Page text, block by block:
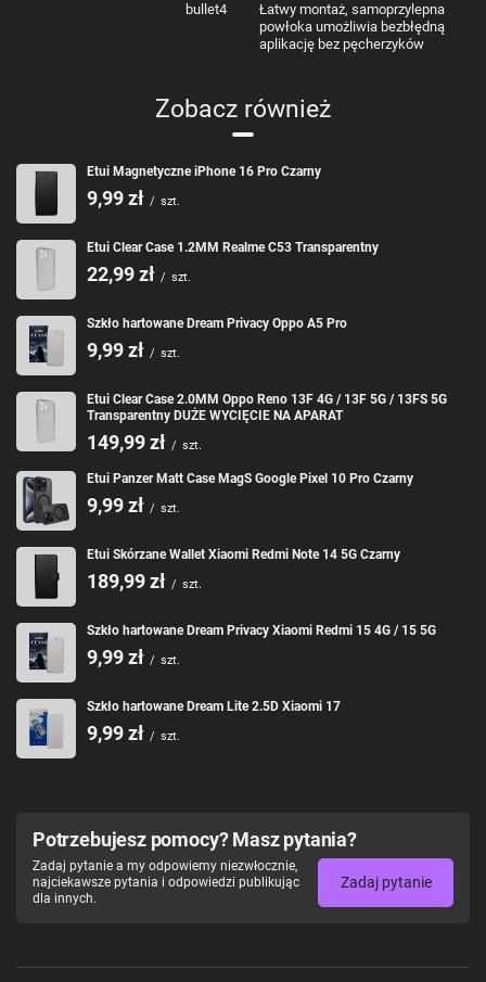
bullet4
Łatwy montaż, samoprzylepna
powłoka umożliwia bezbłędną
aplikację bez pęcherzyków
Zobacz również
Etui Magnetyczne iPhone 16 Pro Czarny
9,99 zł / szt.
Etui Clear Case 1.2MM Realme C53 Transparentny
22,99 zł / szt.
Szkło hartowane Dream Privacy Oppo A5 Pro
9,99 zł / szt.
Etui Clear Case 2.0MM Oppo Reno 13F 4G / 13F 5G / 13FS 5G
Transparentny DUŻE WYCIĘCIE NA APARAT
149,99 zł / szt.
Etui Panzer Matt Case MagS Google Pixel 10 Pro Czarny
9,99 zł / szt.
Etui Skórzane Wallet Xiaomi Redmi Note 14 5G Czarny
189,99 zł / szt.
Szkło hartowane Dream Privacy Xiaomi Redmi 15 4G / 15 5G
9,99 zł / szt.
Szkło hartowane Dream Lite 2.5D Xiaomi 17
9,99 zł / szt.
Potrzebujesz pomocy? Masz pytania?
Zadaj pytanie a my odpowiemy niezwłocznie,
najciekawsze pytania i odpowiedzi publikując
dla innych.
Zadaj pytanie